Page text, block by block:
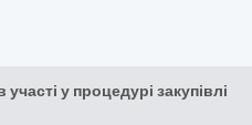
у процедурі закупівлі